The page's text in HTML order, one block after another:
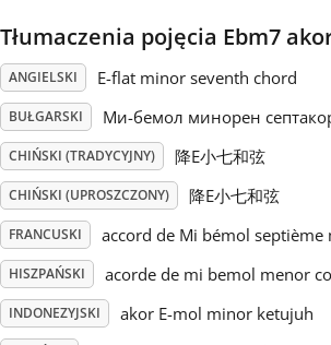
Português
Русский
Svenska
Tiếng Việt
Tłumaczenia pojęcia Ebm7
ANGIELSKI E-flat minor seventh chord
BUŁGARSKI Ми-бемол минорен
CHIŃSKI (TRADYCYJNY) 降E小七和弦
CHIŃSKI (UPROSZCZONY) 降E小七和弦
FRANCUSKI accord de Mi bémol septième
HISZPAŃSKI acorde de mi bemol menor
INDONEZYJSKI akor E-mol minor ketujuh